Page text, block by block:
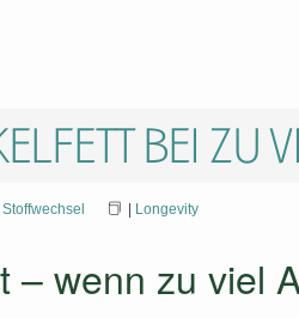
bei zu
Stoffwechsel | Longevity
– wenn zu viel